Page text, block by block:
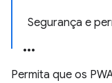
Segurança e
Permita que os